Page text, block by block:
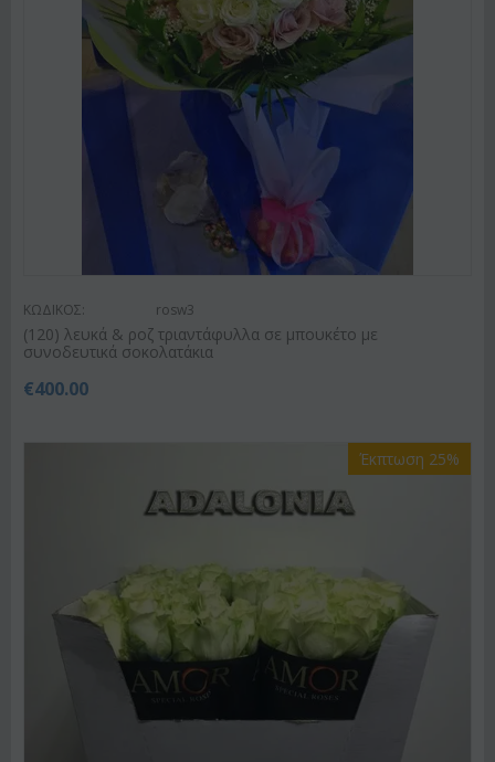
ΚΩΔΙΚΟΣ: rosw3
(120) λευκά & ροζ τριαντάφυλλα σε μπουκέτο με
συνοδευτικά σοκολατάκια
€400.00
Έκπτωση 25%